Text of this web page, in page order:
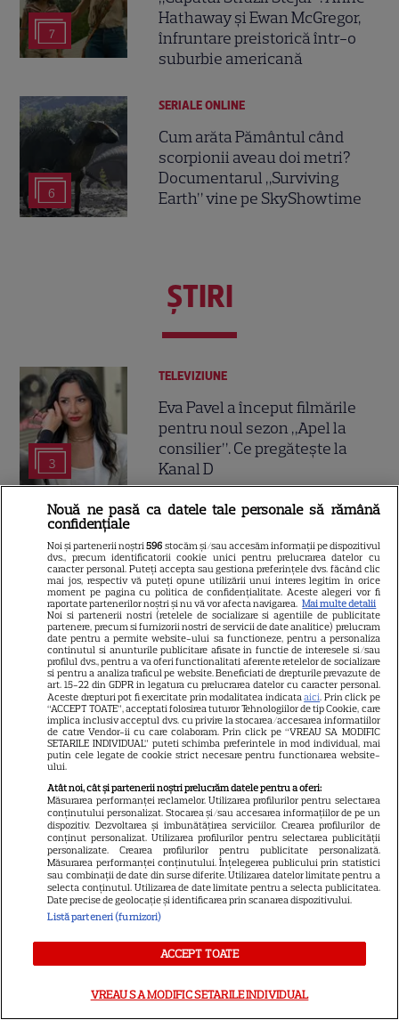
7
Hathaway și Ewan McGregor,
înfruntare preistorică într-o
suburbie americană
6
SERIALE ONLINE
Cum arăta Pământul când
scorpionii aveau doi metri?
Documentarul „Surviving
Earth” vine pe SkyShowtime
ŞTIRI
3
TELEVIZIUNE
Eva Pavel a început filmările
pentru noul sezon „Apel la
consilier”. Ce pregătește la
Kanal D
Suri Cruise nu mai folosește
numele lui Tom Cruise.
Alegerea făcută în onoarea lui
Katie Holmes
17
VEDETE STRĂINE
Amal Clooney începe ziua cu
supă de alge! Dieta simplă și
rutina de sport a soției lui
George Clooney
3
RECOMANDĂRI
Echipa roșie a câștigat la
Poftiți pe la noi! Ce provocări le
pregătește Nea Mărin
concurenților diseară
VEDETE ROMÂNEŞTI
Ramona Olaru și Aris Eram,
Nouă ne pasă ca datele tale personale să rămână
confidențiale
Noi și partenerii noștri596 stocăm și/sau accesăm informații pe dispozitivul
dvs., precum identificatorii cookie unici pentru prelucrarea datelor cu
caracter personal. Puteți accepta sau gestiona preferințele dvs. făcând clic
mai jos, respectiv vă puteți opune utilizării unui interes legitim în orice
moment pe pagina cu politica de confidențialitate. Aceste alegeri vor fi
raportate partenerilor noștri și nu vă vor afecta navigarea. Mai multe detalii
Noi si partenerii nostri (retelele de socializare si agentiile de publicitate
partenere, precum si furnizorii nostri de servicii de date analitice) prelucram
date pentru a permite website-ului sa functioneze, pentru a personaliza
continutul si anunturile publicitare afisate in functie de interesele si/sau
profilul dvs., pentru a va oferi functionalitati aferente retelelor de socializare
si pentru a analiza traficul pe website. Beneficiati de drepturile prevazute de
art. 15-22 din GDPR in legatura cu prelucrarea datelor cu caracter personal.
Aceste drepturi pot fi exercitate prin modalitatea indicataaici. Prin click pe
“ACCEPT TOATE”, acceptati folosirea tuturor Tehnologiilor de tip Cookie, care
implica inclusiv acceptul dvs. cu privire la stocarea/accesarea informatiilor
de catre Vendor-ii cu care colaboram. Prin click pe “VREAU SA MODIFIC
SETARILE INDIVIDUAL” puteti schimba preferintele in mod individual, mai
putin cele legate de cookie strict necesare pentru functionarea website-
ului.
Atât noi, cât și partenerii noștri prelucrăm datele pentru a oferi:
Măsurarea performanței reclamelor. Utilizarea profilurilor pentru selectarea
conținutului personalizat. Stocarea și/sau accesarea informațiilor de pe un
dispozitiv. Dezvoltarea și îmbunătățirea serviciilor. Crearea profilurilor de
conținut personalizat. Utilizarea profilurilor pentru selectarea publicității
personalizate. Crearea profilurilor pentru publicitate personalizată.
Măsurarea performanței conținutului. Înțelegerea publicului prin statistici
sau combinații de date din surse diferite. Utilizarea datelor limitate pentru a
selecta conținutul. Utilizarea de date limitate pentru a selecta publicitatea.
Date precise de geolocație și identificarea prin scanarea dispozitivului.
Listă parteneri (furnizori)
ACCEPT TOATE
VREAU SA MODIFIC SETARILE INDIVIDUAL